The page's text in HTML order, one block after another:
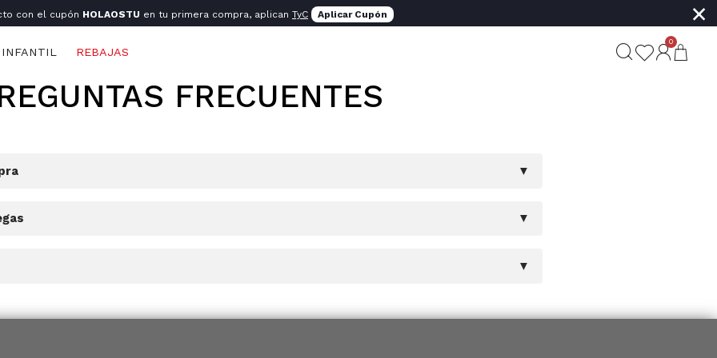
con el cupón HOLAOSTU en tu primera compra, aplican TyC Aplicar Cupón ×
INFANTIL REBAJAS
0
FRECUENTES
▼
▼
▼